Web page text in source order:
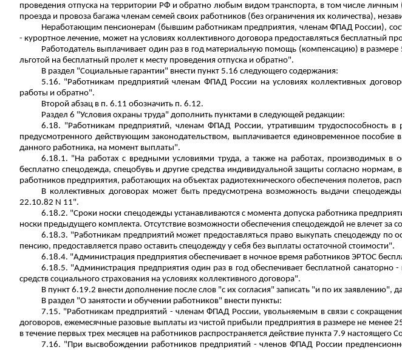
проведения отпуска на территории РФ и обратно любым видом транспорта, в том числе личным
проезда и провоза багажа членам семей своих работников (без ограничения их количества),
Неработающим пенсионерам (бывшим работникам предприятия, членам ФПАД России),
- курортное лечение, может на условиях коллективного договора предоставляться бесплатный
Работодатель выплачивает один раз в год материальную помощь (компенсацию) в
льготой на бесплатный пролет к месту проведения отпуска и обратно".
В раздел "Социальные гарантии" внести пункт 5.16 следующего содержания:
5.16. "Работникам предприятий членам ФПАД России на условиях коллективных
работы и обратно".
Второй абзац в п. 6.11 обозначить п. 6.12.
Раздел 6 "Условия охраны труда" дополнить пунктами в следующей редакции:
6.18. "Работникам предприятий, членам ФПАД России, утратившим трудоспособность в
предусмотренного действующим законодательством, выплачивается единовременное пособие
данного работника, на момент выплаты".
6.18.1. "На работах с вредными условиями труда, а также на работах, производимых в
бесплатно спецодежда, спецобувь и другие средства индивидуальной защиты согласно
работников предприятия, работающих на объектах радиотехнического обеспечения полетов,
В коллективных договорах может быть предусмотрена возможность выдачи
22.10.82 N 11".
6.18.2. "Сроки носки спецодежды устанавливаются с момента допуска работника
носки предыдущего комплекта. Отсутствие возможности обеспечения спецодеждой не влечет за
6.18.3. "Работникам предприятий может предоставляться право выкупать спецодежду по
пенсию, предоставляется право оставить спецодежду у себя без выплаты остаточной стоимости".
6.18.4. "Администрация предприятия обеспечивает в ночное время работников ЭРТОС
6.18.5. "Администрация предприятия один раз в год обеспечивает бесплатной
средств социального страхования на условиях коллективного договора".
В пункт 6.19.2 внести дополнение после слов "с их согласия" записать "и по их заявлению",
В раздел "О занятости и обучении работников" внести пункты:
7.15. "Работникам предприятий - членам ФПАД России, увольняемым в связи с
договоров, ежемесячные разовые выплаты из чистой прибыли предприятия в размере не менее
в течение первых трех месяцев на работников распространяется действие пункта 7.9 настоящего
7.16. "При высвобождении работников предприятий - членов ФПАД России